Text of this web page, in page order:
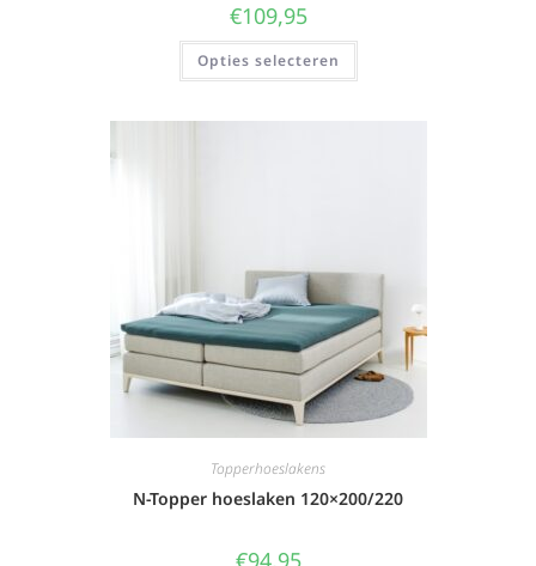
€109,95
Opties selecteren
Topperhoeslakens
N-Topper hoeslaken 120×200/220
€94,95